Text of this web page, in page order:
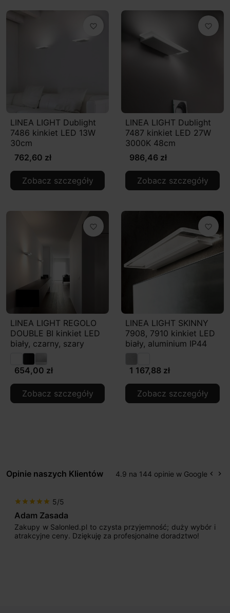
favorite_border
LINEA LIGHT Dublight
7486 kinkiet LED 13W
30cm
762,60 zł
Zobacz szczegóły
favorite_border
LINEA LIGHT Dublight
7487 kinkiet LED 27W
3000K 48cm
986,46 zł
Zobacz szczegóły
favorite_border
LINEA LIGHT REGOLO
DOUBLE BI kinkiet LED
biały, czarny, szary
654,00 zł
Zobacz szczegóły
favorite_border
LINEA LIGHT SKINNY
7908, 7910 kinkiet LED
biały, aluminium IP44
1 167,88 zł
Zobacz szczegóły
Opinie naszych Klientów 4.9 na 144 opinie w Google keyboard_arrow_left keyboard_arrow_right
star star star star star 5/5
Adam Zasada
Zakupy w Salonled.pl to czysta przyjemność; duży wybór i
atrakcyjne ceny. Dziękuję za profesjonalne doradztwo!